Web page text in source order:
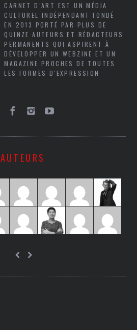
CARNET D’ART EST UN MÉDIA
CULTUREL INDÉPENDANT FONDÉ
EN 2013 PORTÉ PAR PLUS DE
QUINZE AUTEURS ET RÉDACTEURS
PERMANENTS QUI ASPIRENT À
DÉVELOPPER UN WEBZINE ET UN
MAGAZINE PROCHES DE TOUTES
LES FORMES D'EXPRESSION
AUTEURS